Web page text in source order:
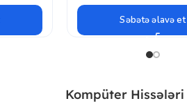
Səbətə əlavə et
Kompüter Hissələri